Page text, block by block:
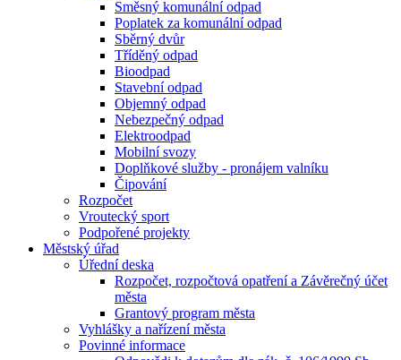
Směsný komunální odpad
Poplatek za komunální odpad
Sběrný dvůr
Tříděný odpad
Bioodpad
Stavební odpad
Objemný odpad
Nebezpečný odpad
Elektroodpad
Mobilní svozy
Doplňkové služby - pronájem valníku
Čipování
Rozpočet
Vroutecký sport
Podpořené projekty
Městský úřad
Úřední deska
Rozpočet, rozpočtová opatření a Závěrečný účet
města
Grantový program města
Vyhlášky a nařízení města
Povinné informace